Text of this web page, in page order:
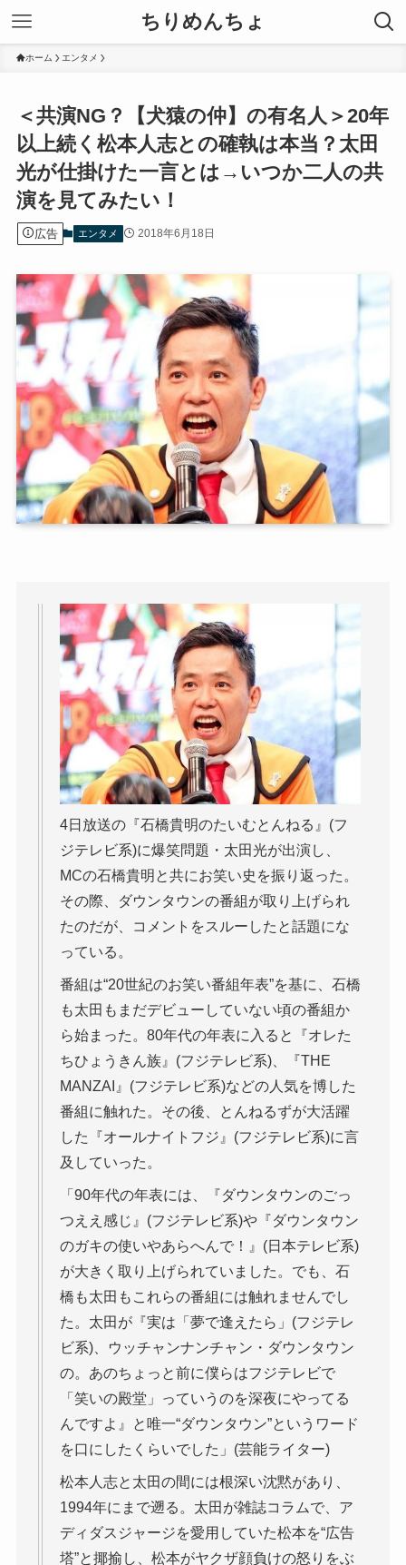
ちりめんちょ
ホーム エンタメ
＜共演NG？【犬猿の仲】の有名人＞20年
以上続く松本人志との確執は本当？太田
光が仕掛けた一言とは→いつか二人の共
演を見てみたい！
広告 エンタメ 2018年6月18日
4日放送の『石橋貴明のたいむとんねる』(フ
ジテレビ系)に爆笑問題・太田光が出演し、
MCの石橋貴明と共にお笑い史を振り返った。
その際、ダウンタウンの番組が取り上げられ
たのだが、コメントをスルーしたと話題にな
っている。
番組は“20世紀のお笑い番組年表”を基に、石橋
も太田もまだデビューしていない頃の番組か
ら始まった。80年代の年表に入ると『オレた
ちひょうきん族』(フジテレビ系)、『THE
MANZAI』(フジテレビ系)などの人気を博した
番組に触れた。その後、とんねるずが大活躍
した『オールナイトフジ』(フジテレビ系)に言
及していった。
「90年代の年表には、『ダウンタウンのごっ
つええ感じ』(フジテレビ系)や『ダウンタウン
のガキの使いやあらへんで！』(日本テレビ系)
が大きく取り上げられていました。でも、石
橋も太田もこれらの番組には触れませんでし
た。太田が『実は「夢で逢えたら」(フジテレ
ビ系)、ウッチャンナンチャン・ダウンタウン
の。あのちょっと前に僕らはフジテレビで
「笑いの殿堂」っていうのを深夜にやってる
んですよ』と唯一“ダウンタウン”というワード
を口にしたくらいでした」(芸能ライター)
松本人志と太田の間には根深い沈黙があり、
1994年にまで遡る。太田が雑誌コラムで、ア
ディダスジャージを愛用していた松本を“広告
塔”と揶揄し、松本がヤクザ顔負けの怒りをぶ